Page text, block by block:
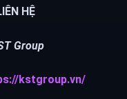
HỆ
Group
kstgroup.vn/